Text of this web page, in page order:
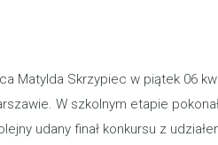
Matylda Skrzypiec w piątek 06
W szkolnym etapie
udany finał konkursu z